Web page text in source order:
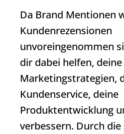
Da Brand Mentionen
Kundenrezensionen
unvoreingenommen
dir dabei helfen, deine
Marketingstrategien,
Kundenservice, deine
Produktentwicklung
verbessern. Durch